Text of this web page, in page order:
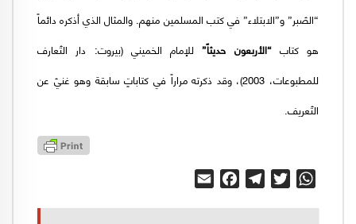
“الصّبر” و”الابتلاء” في كتب المسلمين منهم. والمثال الذي أذكره دائماً
هو كتاب “الأربعون حديثاً” للإمام الخميني (بيروت: دار التّعارف
للمطبوعات، 2003)، وقد ذكرته مراراً في كتاباتٍ سابقة وهو غنيّ عن
التّعريف.
WhatsApp
Twitter
Telegram
Facebook